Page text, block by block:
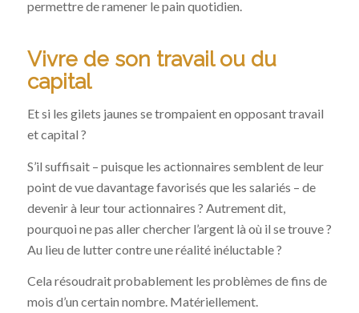
permettre de ramener le pain quotidien.
Vivre de son travail ou du
capital
Et si les gilets jaunes se trompaient en opposant travail
et capital ?
S’il suffisait – puisque les actionnaires semblent de leur
point de vue davantage favorisés que les salariés – de
devenir à leur tour actionnaires ? Autrement dit,
pourquoi ne pas aller chercher l’argent là où il se trouve ?
Au lieu de lutter contre une réalité inéluctable ?
Cela résoudrait probablement les problèmes de fins de
mois d’un certain nombre. Matériellement.